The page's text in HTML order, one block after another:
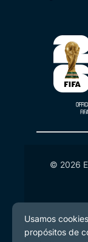
© 2026